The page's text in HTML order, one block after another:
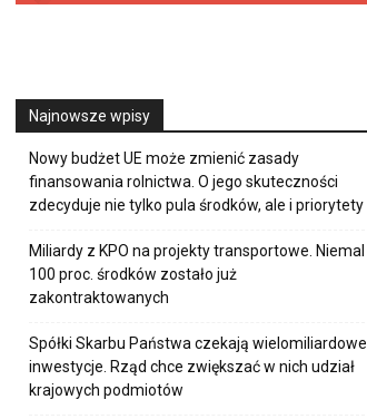
Najnowsze wpisy
Nowy budżet UE może zmienić zasady
finansowania rolnictwa. O jego skuteczności
zdecyduje nie tylko pula środków, ale i priorytety
Miliardy z KPO na projekty transportowe. Niemal
100 proc. środków zostało już
zakontraktowanych
Spółki Skarbu Państwa czekają wielomiliardowe
inwestycje. Rząd chce zwiększać w nich udział
krajowych podmiotów